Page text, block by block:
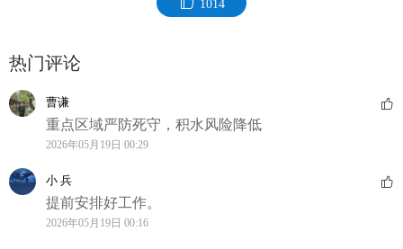
1014
热门评论
曹谦
重点区域严防死守，积水风险降低
2026年05月19日 00:29
小 兵
提前安排好工作。
2026年05月19日 00:16